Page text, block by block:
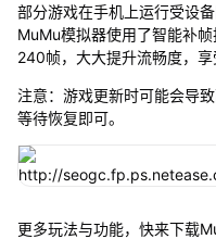
部分游戏在手机上运行受设
MuMu模拟器使用了智能补
240帧，大大提升流畅度，享
注意：游戏更新时可能会导
等待恢复即可。
更多玩法与功能，快来下载